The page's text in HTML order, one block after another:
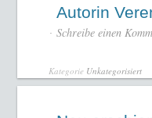
Autorin
Schreibe einen
Kategorie Unkategorisiert